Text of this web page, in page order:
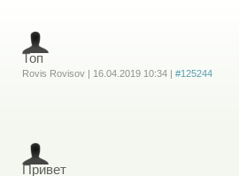
Топ
Rovis Rovisov | 16.04.2019 10:34| #125244
Привет